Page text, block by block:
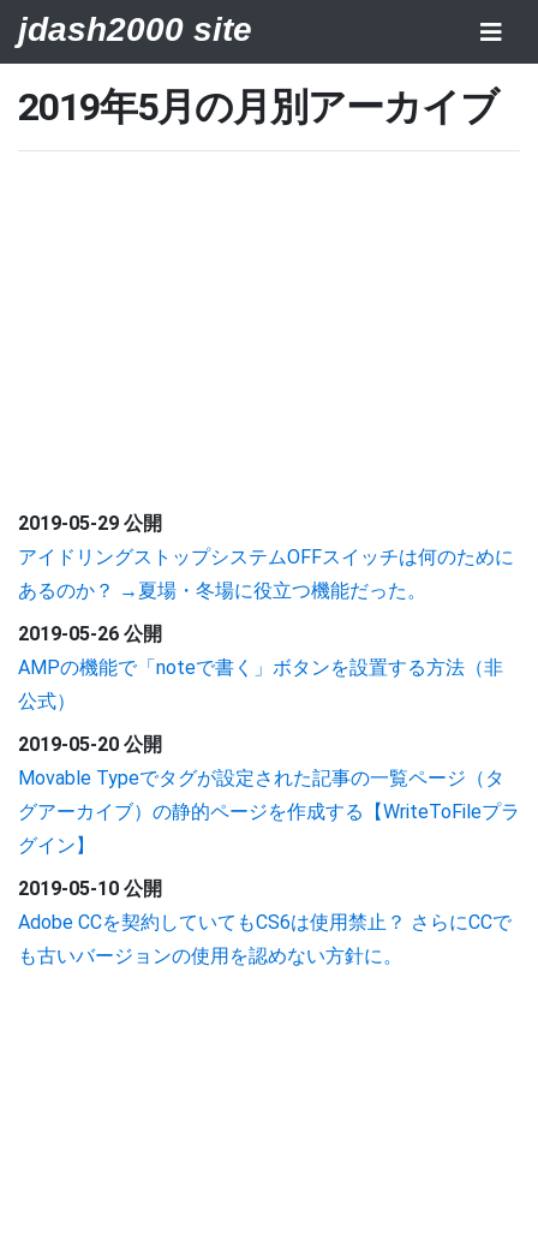
jdash2000 site
2019年5月の月別アーカイブ
2019-05-29 公開
アイドリングストップシステムOFFスイッチは何のために
あるのか？ →夏場・冬場に役立つ機能だった。
2019-05-26 公開
AMPの機能で「noteで書く」ボタンを設置する方法（非
公式）
2019-05-20 公開
Movable Typeでタグが設定された記事の一覧ページ（タ
グアーカイブ）の静的ページを作成する【WriteToFileプラ
グイン】
2019-05-10 公開
Adobe CCを契約していてもCS6は使用禁止？ さらにCCで
も古いバージョンの使用を認めない方針に。